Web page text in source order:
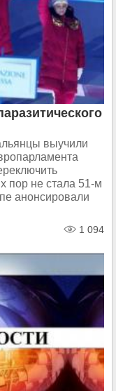
выучили
пор не стала 51-м
анонсировали
1 094